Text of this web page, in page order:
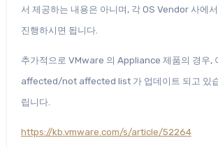
서 제공하는 내용은 아니며, 각 OS Vendor 사에
진행하시면 됩니다.
추가적으로 VMware 의 Appliance 제품의 경우,
affected/not affected list 가 업데이트 되고 있
립니다.
https://kb.vmware.com/s/article/52264